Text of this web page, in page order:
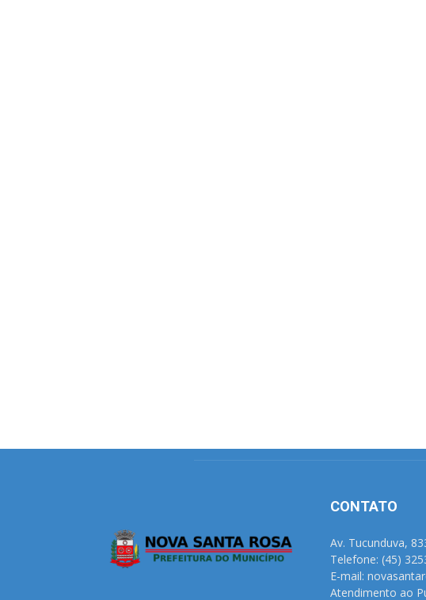
CONTATO
Av. Tucunduva,
Telefone: (45)
E-mail:
Atendimento ao